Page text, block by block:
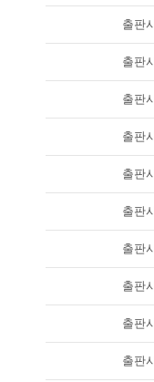
출판
출판
출판
출판
출판
출판
출판
출판
출판
출판